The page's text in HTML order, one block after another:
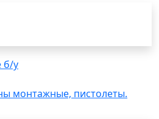
б/у
монтажные, пистолеты.